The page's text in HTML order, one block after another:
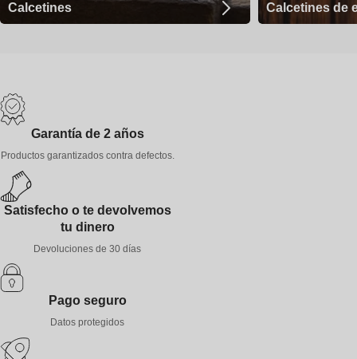
Calcetines Calcetines de
Garantía de 2 años
Productos garantizados contra defectos.
Satisfecho o te devolvemos
tu dinero
Devoluciones de 30 días
Pago seguro
Datos protegidos